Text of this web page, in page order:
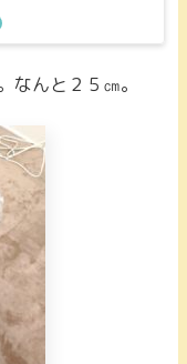
なんと２５㎝。